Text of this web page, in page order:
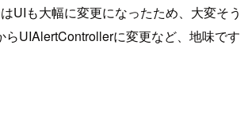
UIも大幅に変更になったため、大変そう
UIAlertControllerに変更など、地味です